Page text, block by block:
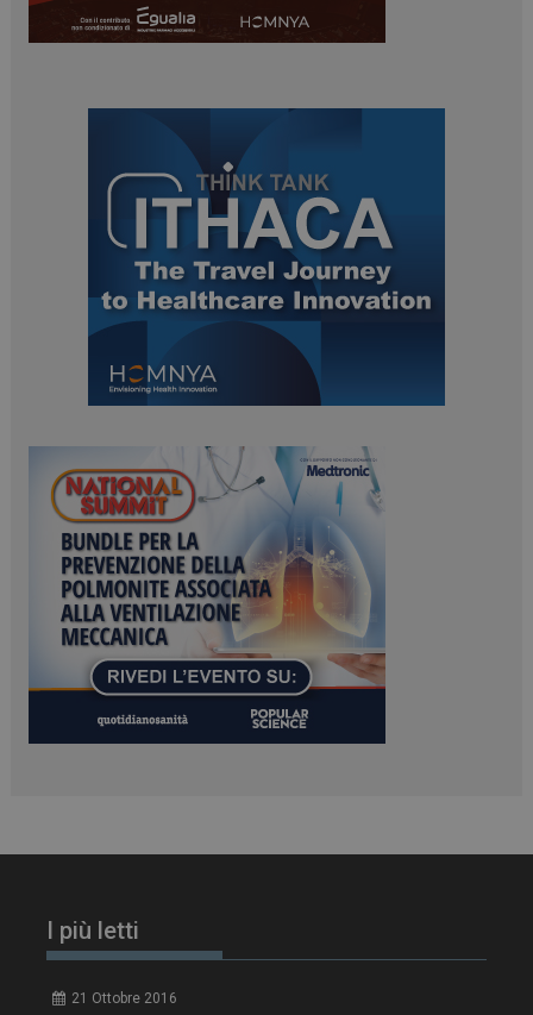
I più letti
21 Ottobre 2016
ARRAffinitySameSite
Microsoft Corporation
.www.dailyhealthindustry.it
PHPSESSID
PHP.net
www.dailyhealthindustry.it